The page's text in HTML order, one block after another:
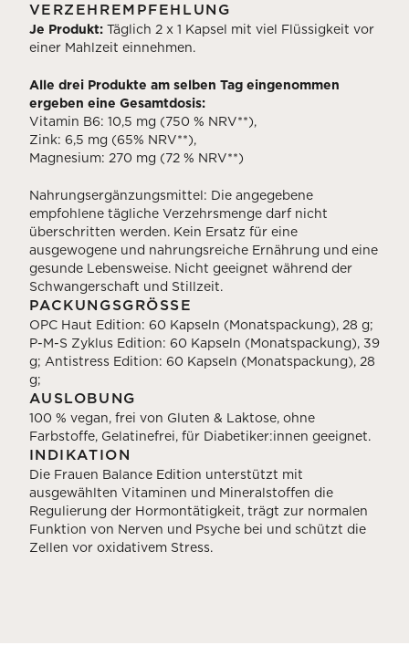
VERZEHREMPFEHLUNG
Je Produkt:Täglich 2 x 1 Kapsel mit viel Flüssigkeit vor
einer Mahlzeit einnehmen.
Alle drei Produkte am selben Tag eingenommen
ergeben eine Gesamtdosis:
Vitamin B6: 10,5 mg (750 % NRV**),
Zink: 6,5 mg (65% NRV**),
Magnesium: 270 mg (72 % NRV**)
Nahrungsergänzungsmittel: Die angegebene
empfohlene tägliche Verzehrsmenge darf nicht
überschritten werden. Kein Ersatz für eine
ausgewogene und nahrungsreiche Ernährung und eine
gesunde Lebensweise. Nicht geeignet während der
Schwangerschaft und Stillzeit.
PACKUNGSGRÖSSE
OPC Haut Edition: 60 Kapseln (Monatspackung), 28 g;
P-M-S Zyklus Edition: 60 Kapseln (Monatspackung), 39
g; Antistress Edition: 60 Kapseln (Monatspackung), 28
g;
AUSLOBUNG
100 % vegan, frei von Gluten & Laktose, ohne
Farbstoffe, Gelatinefrei, für Diabetiker:innen geeignet.
INDIKATION
Die Frauen Balance Edition unterstützt mit
ausgewählten Vitaminen und Mineralstoffen die
Regulierung der Hormontätigkeit, trägt zur normalen
Funktion von Nerven und Psyche bei und schützt die
Zellen vor oxidativem Stress.